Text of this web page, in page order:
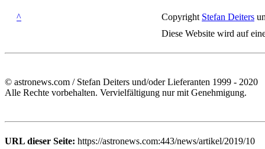
^ Copyright Stefan Deiters
Diese Website wird auf
© astronews.com / Stefan Deiters und/oder Lieferanten 1999 - 2020
Alle Rechte vorbehalten. Vervielfältigung nur mit Genehmigung.
URL dieser Seite: https://astronews.com:443/news/artikel/2019/10